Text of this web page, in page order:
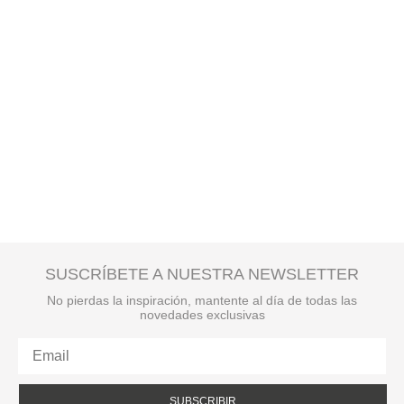
SUSCRÍBETE A NUESTRA NEWSLETTER
No pierdas la inspiración, mantente al día de todas las
novedades exclusivas
SUBSCRIBIR